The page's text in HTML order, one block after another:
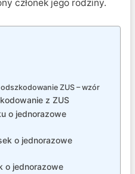
członek jego rodziny.
ZUS – wzór
z ZUS
o jednorazowe
o jednorazowe
o jednorazowe